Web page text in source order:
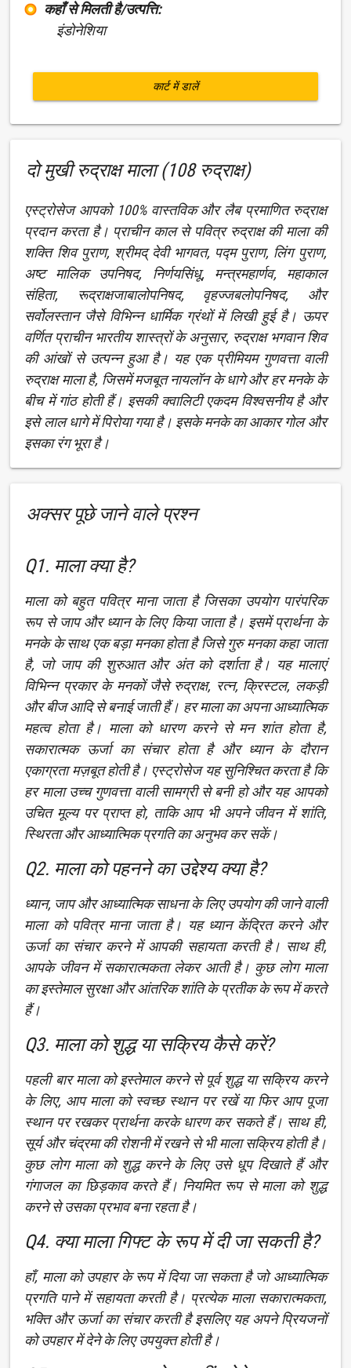
कहाँ से मिलती है/उत्पत्ति:
इंडोनेशिया
कार्ट में डालें
दो मुखी रुद्राक्ष माला (108 रुद्राक्ष)
एस्ट्रोसेज आपको 100% वास्तविक और लैब प्रमाणित रुद्राक्ष
प्रदान करता है। प्राचीन काल से पवित्र रुद्राक्ष की माला की
शक्ति शिव पुराण, श्रीमद् देवी भागवत, पद्म पुराण, लिंग पुराण,
अष्ट मालिक उपनिषद, निर्णयसिंधू, मन्त्रमहार्णव, महाकाल
संहिता, रूद्राक्षजाबालोपनिषद, वृहज्जबलोपनिषद, और
सर्वोलस्तान जैसे विभिन्न धार्मिक ग्रंथों में लिखी हुई है। ऊपर
वर्णित प्राचीन भारतीय शास्त्रों के अनुसार, रुद्राक्ष भगवान शिव
की आंखों से उत्पन्न हुआ है। यह एक प्रीमियम गुणवत्ता वाली
रुद्राक्ष माला है, जिसमें मजबूत नायलॉन के धागे और हर मनके के
बीच में गांठ होती हैं। इसकी क्वालिटी एकदम विश्वसनीय है और
इसे लाल धागे में पिरोया गया है। इसके मनके का आकार गोल और
इसका रंग भूरा है।
अक्सर पूछे जाने वाले प्रश्न
Q1. माला क्या है?
माला को बहुत पवित्र माना जाता है जिसका उपयोग पारंपरिक
रूप से जाप और ध्यान के लिए किया जाता है। इसमें प्रार्थना के
मनके के साथ एक बड़ा मनका होता है जिसे गुरु मनका कहा जाता
है, जो जाप की शुरुआत और अंत को दर्शाता है। यह मालाएं
विभिन्न प्रकार के मनकों जैसे रुद्राक्ष, रत्न, क्रिस्टल, लकड़ी
और बीज आदि से बनाई जाती हैं। हर माला का अपना आध्यात्मिक
महत्व होता है। माला को धारण करने से मन शांत होता है,
सकारात्मक ऊर्जा का संचार होता है और ध्यान के दौरान
एकाग्रता मज़बूत होती है। एस्ट्रोसेज यह सुनिश्चित करता है कि
हर माला उच्च गुणवत्ता वाली सामग्री से बनी हो और यह आपको
उचित मूल्य पर प्राप्त हो, ताकि आप भी अपने जीवन में शांति,
स्थिरता और आध्यात्मिक प्रगति का अनुभव कर सकें।
Q2. माला को पहनने का उद्देश्य क्या है?
ध्यान, जाप और आध्यात्मिक साधना के लिए उपयोग की जाने वाली
माला को पवित्र माना जाता है। यह ध्यान केंद्रित करने और
ऊर्जा का संचार करने में आपकी सहायता करती है। साथ ही,
आपके जीवन में सकारात्मकता लेकर आती है। कुछ लोग माला
का इस्तेमाल सुरक्षा और आंतरिक शांति के प्रतीक के रूप में करते
हैं।
Q3. माला को शुद्ध या सक्रिय कैसे करें?
पहली बार माला को इस्तेमाल करने से पूर्व शुद्ध या सक्रिय करने
के लिए, आप माला को स्वच्छ स्थान पर रखें या फिर आप पूजा
स्थान पर रखकर प्रार्थना करके धारण कर सकते हैं। साथ ही,
सूर्य और चंद्रमा की रोशनी में रखने से भी माला सक्रिय होती है।
कुछ लोग माला को शुद्ध करने के लिए उसे धूप दिखाते हैं और
गंगाजल का छिड़काव करते हैं। नियमित रूप से माला को शुद्ध
करने से उसका प्रभाव बना रहता है।
Q4. क्या माला गिफ्ट के रूप में दी जा सकती है?
हाँ, माला को उपहार के रूप में दिया जा सकता है जो आध्यात्मिक
प्रगति पाने में सहायता करती है। प्रत्येक माला सकारात्मकता,
भक्ति और ऊर्जा का संचार करती है इसलिए यह अपने प्रियजनों
को उपहार में देने के लिए उपयुक्त होती है।